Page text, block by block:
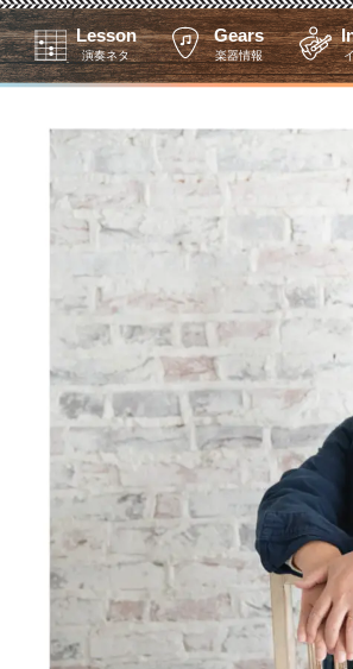
Lesson
演奏ネタ
Gears
楽器情報